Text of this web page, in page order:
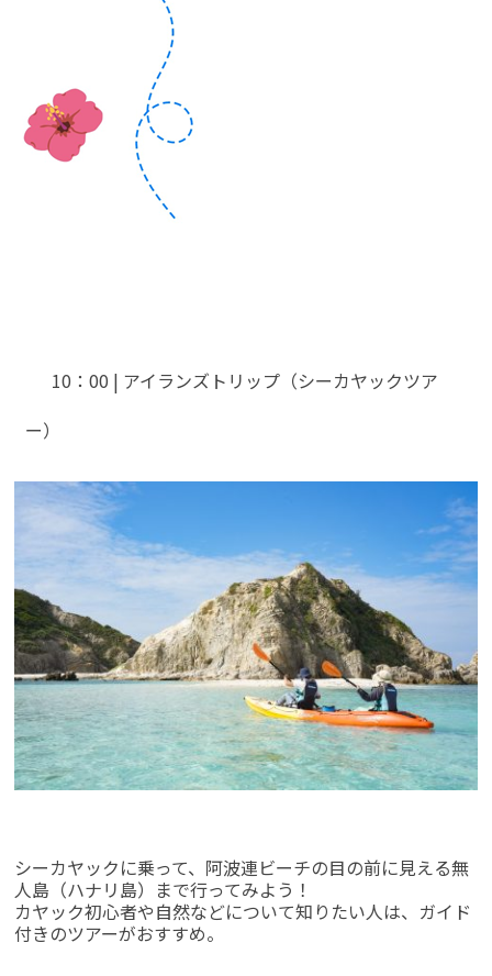
10：00 | アイランズトリップ（シーカヤックツア
ー）
シーカヤックに乗って、阿波連ビーチの目の前に見える無
人島（ハナリ島）まで行ってみよう！
カヤック初心者や自然などについて知りたい人は、ガイド
付きのツアーがおすすめ。